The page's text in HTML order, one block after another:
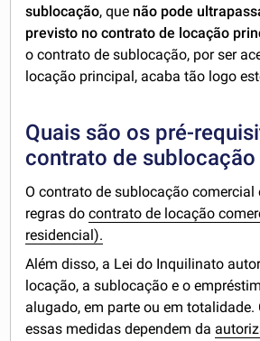
sublocação, que não pode
previsto no contrato de locação
o contrato de sublocação, por ser
locação principal, acaba tão logo
Quais são os pré-
contrato de
O contrato de sublocação comercial
regras docontrato de locação
residencial).
Além disso, a Lei do Inquilinato
locação, a sublocação e o
alugado, em parte ou em totalidade.
essas medidas dependem da